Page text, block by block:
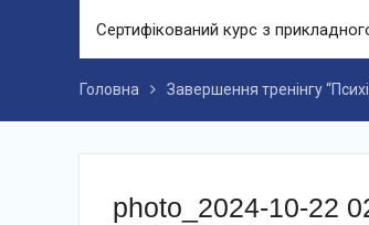
Сертифікований курс з
Головна Завершення тренінгу
photo_2024-10-22